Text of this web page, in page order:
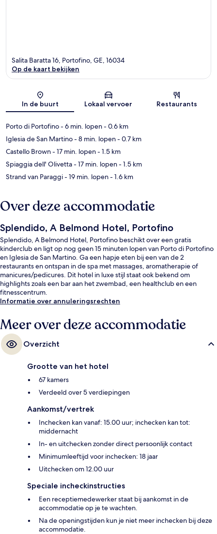
Kaart
Salita Baratta 16, Portofino, GE, 16034
Op de kaart bekijken
In de buurt Lokaal vervoer Restaurants
Porto di Portofino- 6 min. lopen- 0.6 km
Iglesia de San Martino- 8 min. lopen- 0.7 km
Castello Brown- 17 min. lopen- 1.5 km
Spiaggia dell' Olivetta- 17 min. lopen- 1.5 km
Strand van Paraggi- 19 min. lopen- 1.6 km
Over deze accommodatie
Splendido, A Belmond Hotel, Portofino
Splendido, A Belmond Hotel, Portofino beschikt over een gratis
kinderclub en ligt op nog geen 15 minuten lopen van Porto di Portofino
en Iglesia de San Martino. Ga een hapje eten bij een van de 2
restaurants en ontspan in de spa met massages, aromatherapie of
manicures/pedicures. Dit hotel in luxe stijl staat ook bekend om
highlights zoals een bar aan het zwembad, een healthclub en een
fitnesscentrum.
Informatie over annuleringsrechten
Meer over deze accommodatie
Overzicht
Grootte van het hotel
67 kamers
Verdeeld over 5 verdiepingen
Aankomst/vertrek
Inchecken kan vanaf: 15.00 uur; inchecken kan tot:
middernacht
In- en uitchecken zonder direct persoonlijk contact
Minimumleeftijd voor inchecken: 18 jaar
Uitchecken om 12.00 uur
Speciale incheckinstructies
Een receptiemedewerker staat bij aankomst in de
accommodatie op je te wachten.
Na de openingstijden kun je niet meer inchecken bij deze
accommodatie.